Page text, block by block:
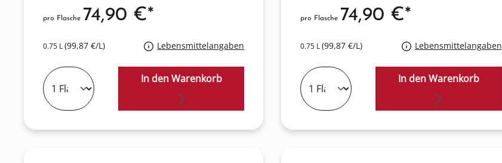
0.75 L(99,87 €/L) Lebensmittelangaben
pro Flasche 74,90 €*
In den Warenkorb
0.75 L(99,87 €/L) Lebensmittelangaben
pro Flasche 74,90 €*
In den Warenkorb